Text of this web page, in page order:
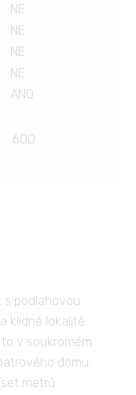
NE
NE
NE
NE
ANO
600
s podlahovou
klidné lokalitě
v soukromém
domu.
metrů